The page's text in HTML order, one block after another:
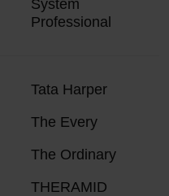
System
Professional
Tata Harper
The Every
The Ordinary
THERAMID